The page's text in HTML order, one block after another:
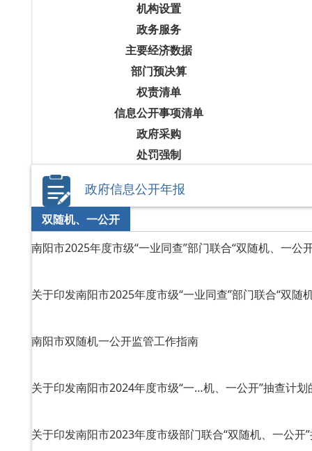
机构设置
政务服务
主要经济数据
部门预决算
权责清单
信息公开事项清单
政府采购
处罚强制
政府信息公开年报
双随机、一公开
南阳市2025年度市级“一业同查”部门联合“双随机、一公
关于印发南阳市2025年度市级“一业同查”部门联合“双随
南阳市双随机一公开监管工作指南
关于印发南阳市2024年度市级“一…机、一公开”抽查计划
关于印发南阳市2023年度市级部门联合“双随机、一公开